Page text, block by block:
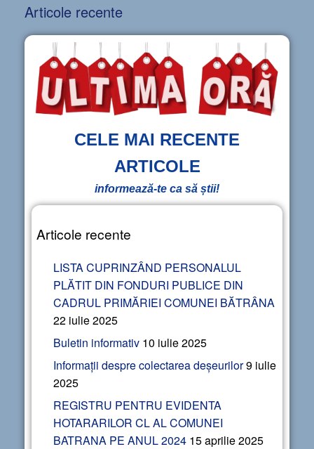
Articole recente
CELE MAI RECENTE
ARTICOLE
informează-te ca să știi!
Articole recente
LISTA CUPRINZÂND PERSONALUL
PLĂTIT DIN FONDURI PUBLICE DIN
CADRUL PRIMĂRIEI COMUNEI BĂTRÂNA
22 iulie 2025
Buletin informativ 10 iulie 2025
Informații despre colectarea deșeurilor9 iulie
2025
REGISTRU PENTRU EVIDENTA
HOTARARILOR CL AL COMUNEI
BATRANA PE ANUL 2024 15 aprilie 2025